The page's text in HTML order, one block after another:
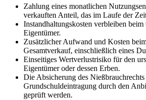
Zahlung eines monatlichen
verkauften Anteil, das im Laufe der
Instandhaltungskosten verbleiben
Eigentümer.
Zusätzlicher Aufwand und Kosten
Gesamtverkauf, einschließlich eines
Einseitiges Wertverlustrisiko für den
Eigentümer oder dessen Erben.
Die Absicherung des
Grundschuldeintragung durch den
geprüft werden.